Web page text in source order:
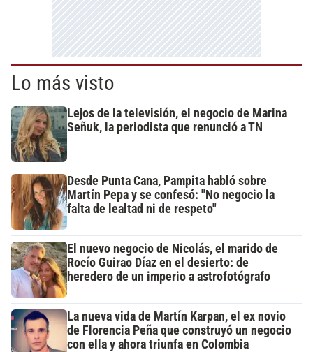
Lo más visto
Lejos de la televisión, el negocio de Marina
Señuk, la periodista que renunció a TN
Desde Punta Cana, Pampita habló sobre
Martín Pepa y se confesó: "No negocio la
falta de lealtad ni de respeto"
El nuevo negocio de Nicolás, el marido de
Rocío Guirao Díaz en el desierto: de
heredero de un imperio a astrofotógrafo
La nueva vida de Martín Karpan, el ex novio
de Florencia Peña que construyó un negocio
con ella y ahora triunfa en Colombia